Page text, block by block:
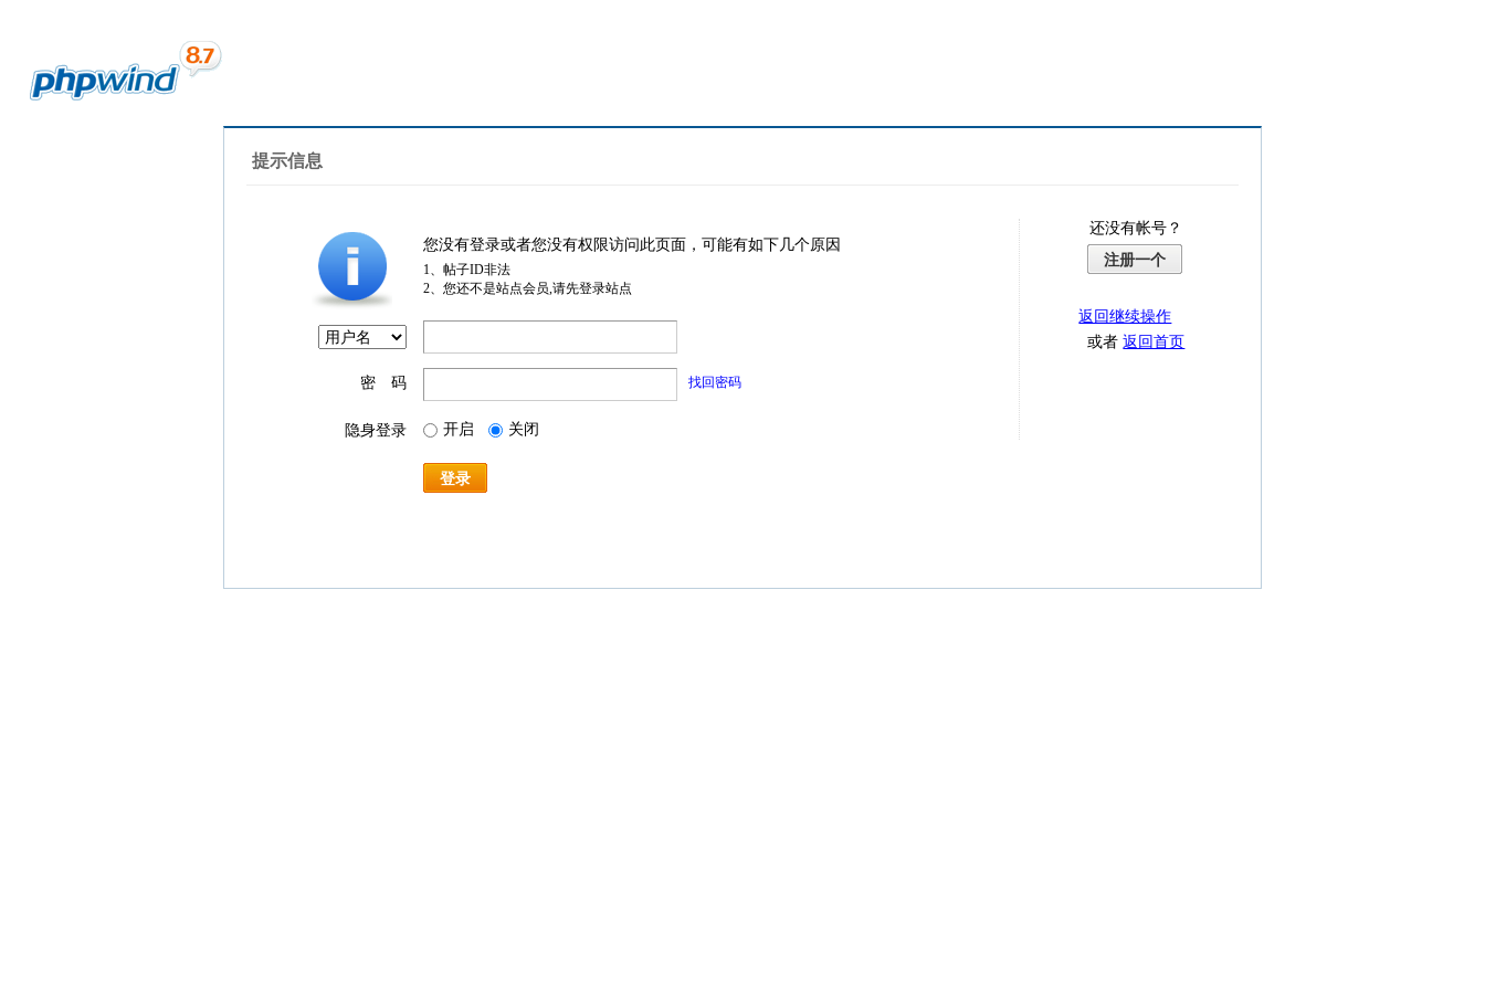
提示信息
您没有登录或者您没有权限访问此页面，可能有如下几个原因
1、帖子ID非法
2、您还不是站点会员,请先登录站点
密 码 找回密码
隐身登录 开启 关闭
登录
还没有帐号？
注册一个
返回继续操作
或者返回首页